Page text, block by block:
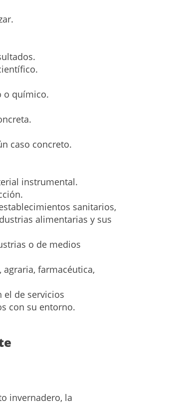
o químico.
caso concreto.
instrumental.
sanitarios,
alimentarias y sus
o de medios
farmacéutica,
el de servicios
con su entorno.
invernadero, la